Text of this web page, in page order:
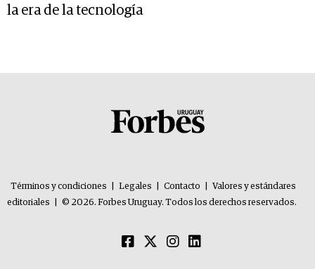
la era de la tecnología
Términos y condiciones Legales Contacto
Valores y estándares
editoriales
© 2026. Forbes Uruguay. Todos los derechos reservados.